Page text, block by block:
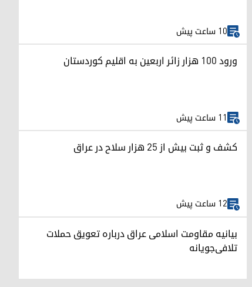
10 ساعت پیش
ورود ۱۰۰ هزار زائر اربعین به اقلیم کوردستان
11 ساعت پیش
کشف و ثبت بیش از ۲۵ هزار سلاح در عراق
12 ساعت پیش
بیانیه مقاومت اسلامی عراق درباره تعویق حملات
تلافی‌جویانه